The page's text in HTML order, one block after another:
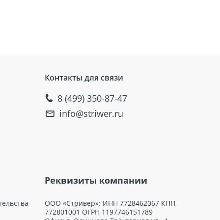
стабилизаторы и
температурах. Применение
Контакты для связи
8 (499) 350-87-47
info@striwer.ru
Реквизиты компании
ООО «Стривер»: ИНН 7728462067 КПП
772801001 ОГРН 1197746151789